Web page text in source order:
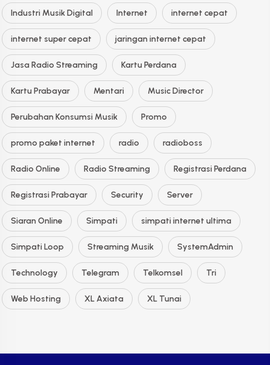
Industri Musik Digital Internet internet cepat
internet super cepat jaringan internet cepat
Jasa Radio Streaming Kartu Perdana
Kartu Prabayar Mentari Music Director
Perubahan Konsumsi Musik Promo
promo paket internet radio radioboss
Radio Online Radio Streaming Registrasi Perdana
Registrasi Prabayar Security Server
Siaran Online Simpati simpati internet ultima
Simpati Loop Streaming Musik SystemAdmin
Technology Telegram Telkomsel Tri
Web Hosting XL Axiata XL Tunai